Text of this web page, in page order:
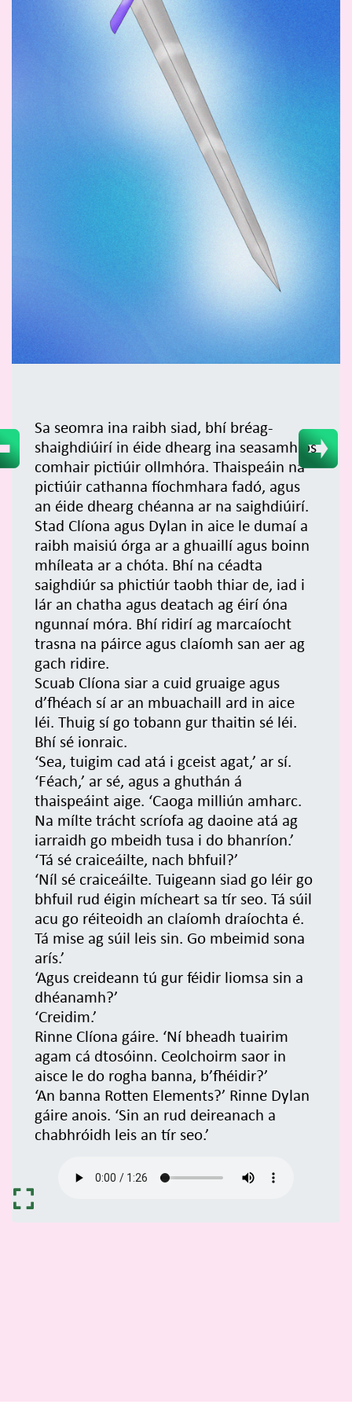
Sa seomra ina raibh siad, bhí bréag-
shaighdiúirí in éide dhearg ina seasamh os
comhair pictiúir ollmhóra. Thaispeáin na
pictiúir cathanna fíochmhara fadó, agus
an éide dhearg chéanna ar na saighdiúirí.
Stad Clíona agus Dylan in aice le dumaí a
raibh maisiú órga ar a ghuaillí agus boinn
mhíleata ar a chóta. Bhí na céadta
saighdiúr sa phictiúr taobh thiar de, iad i
lár an chatha agus deatach ag éirí óna
ngunnaí móra. Bhí ridirí ag marcaíocht
trasna na páirce agus claíomh san aer ag
gach ridire.
Scuab Clíona siar a cuid gruaige agus
d’fhéach sí ar an mbuachaill ard in aice
léi. Thuig sí go tobann gur thaitin sé léi.
Bhí sé ionraic.
‘Sea, tuigim cad atá i gceist agat,’ ar sí.
‘Féach,’ ar sé, agus a ghuthán á
thaispeáint aige. ‘Caoga milliún amharc.
Na mílte trácht scríofa ag daoine atá ag
iarraidh go mbeidh tusa i do bhanríon.’
‘Tá sé craiceáilte, nach bhfuil?’
‘Níl sé craiceáilte. Tuigeann siad go léir go
bhfuil rud éigin mícheart sa tír seo. Tá súil
acu go réiteoidh an claíomh draíochta é.
Tá mise ag súil leis sin. Go mbeimid sona
arís.’
‘Agus creideann tú gur féidir liomsa sin a
dhéanamh?’
‘Creidim.’
Rinne Clíona gáire. ‘Ní bheadh tuairim
agam cá dtosóinn. Ceolchoirm saor in
aisce le do rogha banna, b’fhéidir?’
‘An banna Rotten Elements?’ Rinne Dylan
gáire anois. ‘Sin an rud deireanach a
chabhróidh leis an tír seo.’